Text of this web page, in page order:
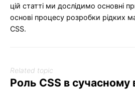
цій статті ми дослідимо основні
основі процесу розробки рідких
CSS.
Related topic
Роль CSS в сучасному